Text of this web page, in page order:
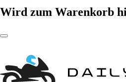
Wird zum Warenkorb